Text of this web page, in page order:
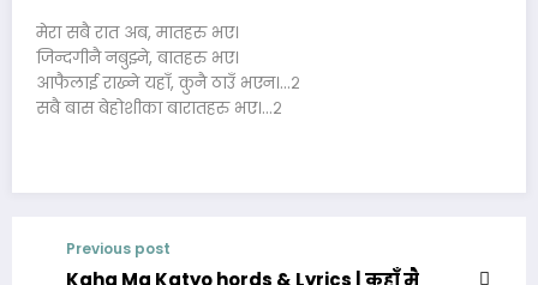
मेरा सबै रात अब, मातहरु भए।
जिन्दगीनै नबुझ्ने, बातहरु भए।
आफैलाई राख्ने यहाँ, कुनै ठाउँ भएन।…२
सबै बास बेहोशीका बारातहरु भए।…२
Previous post
Kaha Ma Katyo hords & Lyrics | कहाँ मै